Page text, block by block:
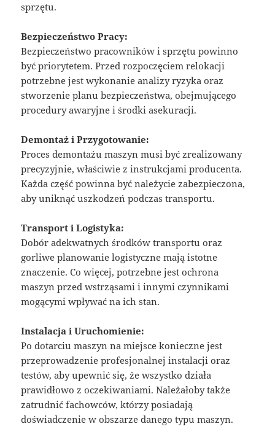
sprzętu.
Bezpieczeństwo Pracy:
Bezpieczeństwo pracowników i sprzętu powinno
być priorytetem. Przed rozpoczęciem relokacji
potrzebne jest wykonanie analizy ryzyka oraz
stworzenie planu bezpieczeństwa, obejmującego
procedury awaryjne i środki asekuracji.
Demontaż i Przygotowanie:
Proces demontażu maszyn musi być zrealizowany
precyzyjnie, właściwie z instrukcjami producenta.
Każda część powinna być należycie zabezpieczona,
aby uniknąć uszkodzeń podczas transportu.
Transport i Logistyka:
Dobór adekwatnych środków transportu oraz
gorliwe planowanie logistyczne mają istotne
znaczenie. Co więcej, potrzebne jest ochrona
maszyn przed wstrząsami i innymi czynnikami
mogącymi wpływać na ich stan.
Instalacja i Uruchomienie:
Po dotarciu maszyn na miejsce konieczne jest
przeprowadzenie profesjonalnej instalacji oraz
testów, aby upewnić się, że wszystko działa
prawidłowo z oczekiwaniami. Należałoby także
zatrudnić fachowców, którzy posiadają
doświadczenie w obszarze danego typu maszyn.